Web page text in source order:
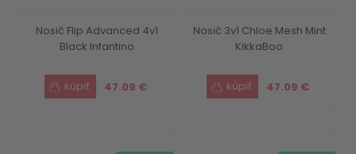
Nosič Flip Advanced 4v1
Black Infantino
47.09 €
Nosič 3v1 Chloe Mesh Mint
KikkaBoo
47.09 €